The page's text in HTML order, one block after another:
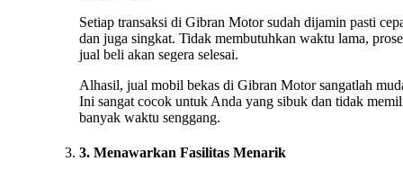
Setiap transaksi di Gibran Motor sudah dijamin pasti
dan juga singkat. Tidak membutuhkan waktu lama,
jual beli akan segera selesai.
Alhasil, jual mobil bekas di Gibran Motor sangatlah
Ini sangat cocok untuk Anda yang sibuk dan tidak
banyak waktu senggang.
3. Menawarkan Fasilitas Menarik